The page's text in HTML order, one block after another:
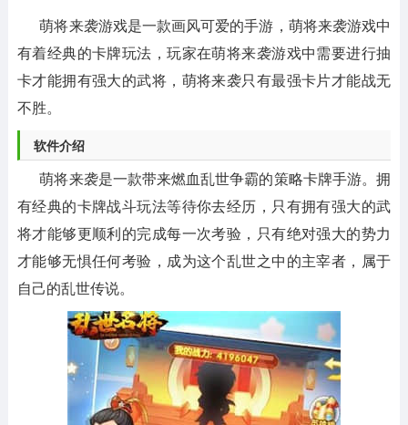
萌将来袭游戏是一款画风可爱的手游，萌将来袭游戏中
有着经典的卡牌玩法，玩家在萌将来袭游戏中需要进行抽
卡才能拥有强大的武将，萌将来袭只有最强卡片才能战无
不胜。
软件介绍
萌将来袭是一款带来燃血乱世争霸的策略卡牌手游。拥
有经典的卡牌战斗玩法等待你去经历，只有拥有强大的武
将才能够更顺利的完成每一次考验，只有绝对强大的势力
才能够无惧任何考验，成为这个乱世之中的主宰者，属于
自己的乱世传说。